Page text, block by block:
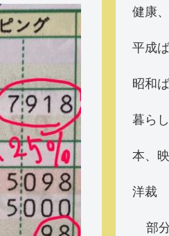
健康
平成
昭和
暮らし
本、
洋裁
部